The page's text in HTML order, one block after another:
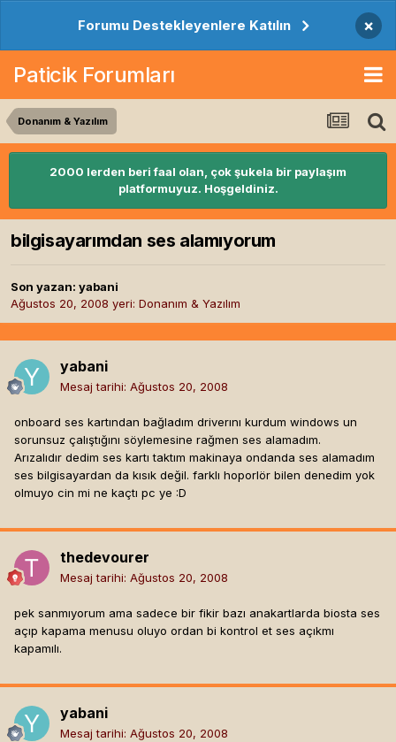
Forumu Destekleyenlere Katılın ×
Paticik Forumları
Donanım & Yazılım
2000 lerden beri faal olan, çok şukela bir paylaşım
platformuyuz. Hoşgeldiniz.
bilgisayarımdan ses alamıyorum
Son yazan: yabani
Ağustos 20, 2008 yeri: Donanım & Yazılım
yabani
Mesaj tarihi: Ağustos 20, 2008
onboard ses kartından bağladım driverını kurdum windows un
sorunsuz çalıştığını söylemesine rağmen ses alamadım.
Arızalıdır dedim ses kartı taktım makinaya ondanda ses alamadım
ses bilgisayardan da kısık değil. farklı hoporlör bilen denedim yok
olmuyo cin mi ne kaçtı pc ye :D
thedevourer
Mesaj tarihi: Ağustos 20, 2008
pek sanmıyorum ama sadece bir fikir bazı anakartlarda biosta ses
açıp kapama menusu oluyo ordan bi kontrol et ses açıkmı
kapamılı.
yabani
Mesaj tarihi: Ağustos 20, 2008